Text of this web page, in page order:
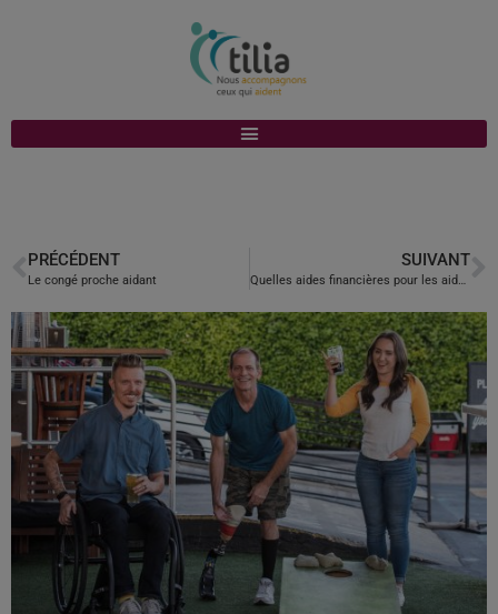
PRÉCÉDENT
Le congé proche aidant
SUIVANT
Quelles aides financières pour les aidants ?